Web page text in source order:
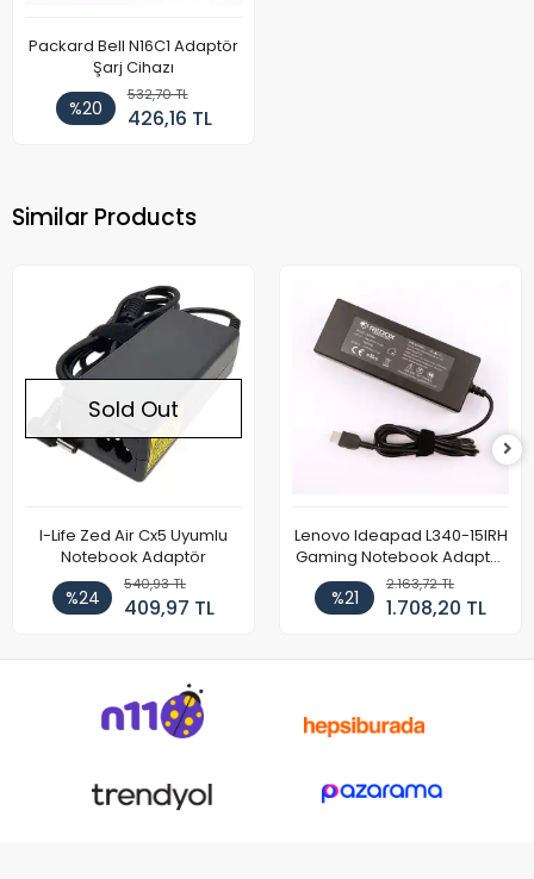
Packard Bell N16C1 Adaptör
Şarj Cihazı
%20
532,70 TL
426,16 TL
Similar Products
Sold Out
I-Life Zed Air Cx5 Uyumlu
Notebook Adaptör
%24
540,93 TL
409,97 TL
Lenovo Ideapad L340-15IRH
Gaming Notebook Adaptör
Cihazı Şarj Aleti (150W)
%21
2.163,72 TL
1.708,20 TL